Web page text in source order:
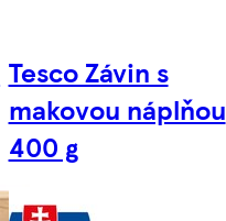
Tesco Závin s
makovou náplňou
400 g